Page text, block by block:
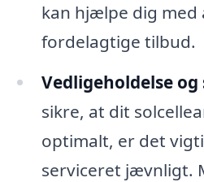
kan hjælpe dig med
fordelagtige tilbud.
Vedligeholdelse og
sikre, at dit
optimalt, er det
serviceret jævnligt.